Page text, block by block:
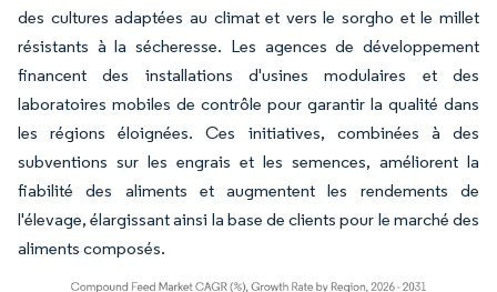
des cultures adaptées au climat et vers le sorgho et le millet
résistants à la sécheresse. Les agences de développement
financent des installations d'usines modulaires et des
laboratoires mobiles de contrôle pour garantir la qualité dans
les régions éloignées. Ces initiatives, combinées à des
subventions sur les engrais et les semences, améliorent la
fiabilité des aliments et augmentent les rendements de
l'élevage, élargissant ainsi la base de clients pour le marché des
aliments composés.